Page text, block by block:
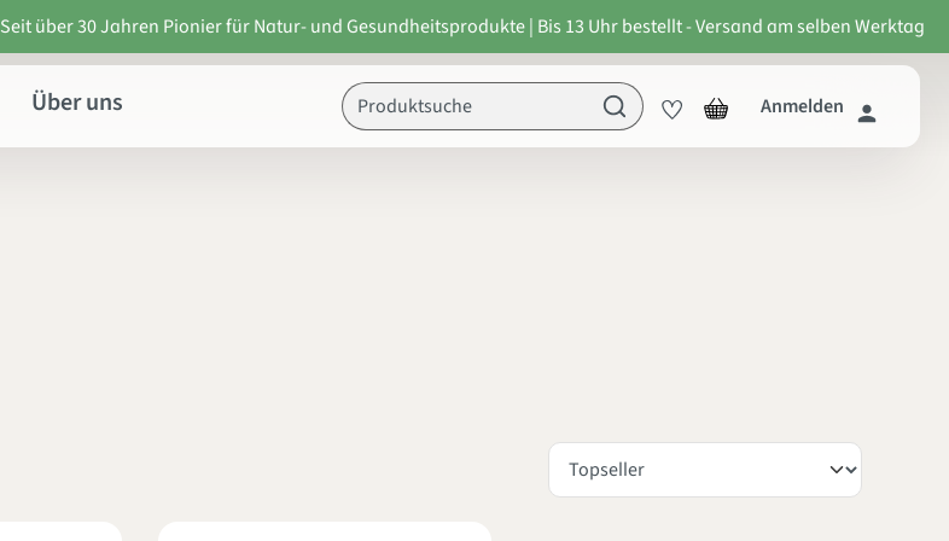
Seit über 30 Jahren Pionier für Natur- und Gesundheitsprodukte | Bis 13 Uhr bestellt - Versand am selben Werktag
Über uns Anmelden